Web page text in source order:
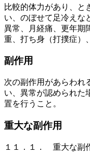
比較的体力があり、と
い、のぼせて足冷えな
異常、月経痛、更年期
重、打ち身（打撲症）
副作用
次の副作用があらわれ
い、異常が認められた
置を行うこと。
重大な副作用
１１．１． 重大な副